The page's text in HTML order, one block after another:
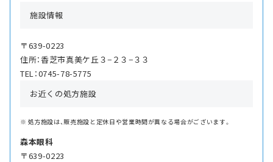
施設情報
〒639-0223
住所：香芝市真美ケ丘３−２３−３３
TEL：0745-78-5775
お近くの処方施設
処方施設は、販売施設と定休日や営業時間が異なる場合がございます。
森本眼科
〒639-0223